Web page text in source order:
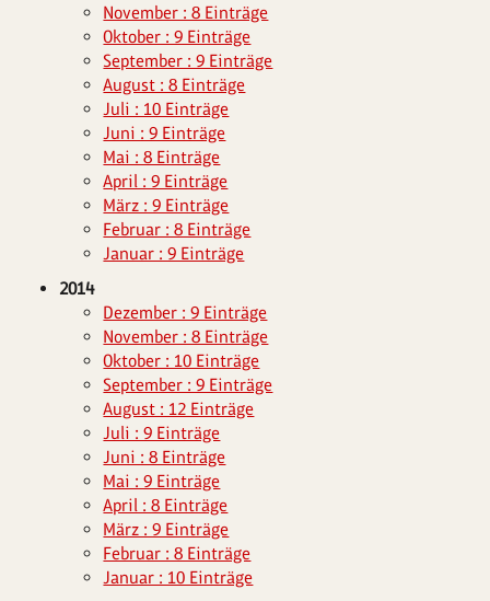
November : 8 Einträge
Oktober : 9 Einträge
September : 9 Einträge
August : 8 Einträge
Juli : 10 Einträge
Juni : 9 Einträge
Mai : 8 Einträge
April : 9 Einträge
März : 9 Einträge
Februar : 8 Einträge
Januar : 9 Einträge
2014
Dezember : 9 Einträge
November : 8 Einträge
Oktober : 10 Einträge
September : 9 Einträge
August : 12 Einträge
Juli : 9 Einträge
Juni : 8 Einträge
Mai : 9 Einträge
April : 8 Einträge
März : 9 Einträge
Februar : 8 Einträge
Januar : 10 Einträge